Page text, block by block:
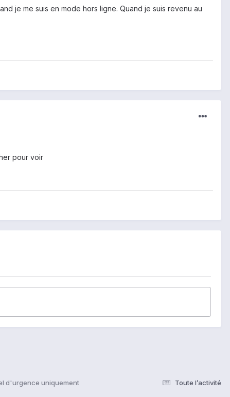
je me suis en mode hors ligne. Quand je suis revenu au
pour voir
Toute l’activité
d'urgence uniquement